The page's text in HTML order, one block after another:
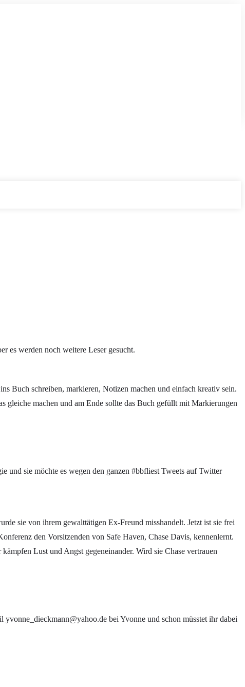
es werden noch weitere Leser gesucht.
Buch schreiben, markieren, Notizen machen und einfach kreativ sein.
gleiche machen und am Ende sollte das Buch gefüllt mit Markierungen
und sie möchte es wegen den ganzen #bbfliest Tweets auf Twitter
sie von ihrem gewalttätigen Ex-Freund misshandelt. Jetzt ist sie frei
den Vorsitzenden von Safe Haven, Chase Davis, kennenlernt.
Lust und Angst gegeneinander. Wird sie Chase vertrauen
bei Yvonne und schon müsstet ihr dabei